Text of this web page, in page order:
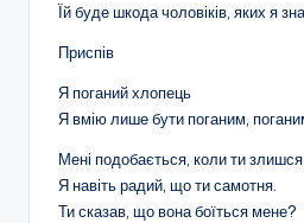
Їй буде шкода чоловіків, яких я
Приспів
Я поганий хлопець
Я вмію лише бути поганим,
Мені подобається, коли ти злишся
Я навіть радий, що ти самотня.
Ти сказав, що вона боїться мене?